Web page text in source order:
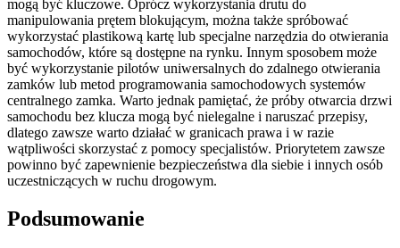
mogą być kluczowe. Oprócz wykorzystania drutu do
manipulowania prętem blokującym, można także spróbować
wykorzystać plastikową kartę lub specjalne narzędzia do otwierania
samochodów, które są dostępne na rynku. Innym sposobem może
być wykorzystanie pilotów uniwersalnych do zdalnego otwierania
zamków lub metod programowania samochodowych systemów
centralnego zamka. Warto jednak pamiętać, że próby otwarcia drzwi
samochodu bez klucza mogą być nielegalne i naruszać przepisy,
dlatego zawsze warto działać w granicach prawa i w razie
wątpliwości skorzystać z pomocy specjalistów. Priorytetem zawsze
powinno być zapewnienie bezpieczeństwa dla siebie i innych osób
uczestniczących w ruchu drogowym.
Podsumowanie